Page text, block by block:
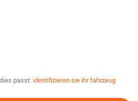
passt: identifizieren sie ihr fahrzeug